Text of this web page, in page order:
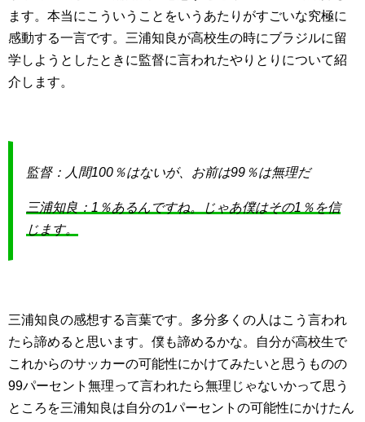
ます。本当にこういうことをいうあたりがすごいな究極に
感動する一言です。三浦知良が高校生の時にブラジルに留
学しようとしたときに監督に言われたやりとりについて紹
介します。
監督：人間100％はないが、お前は99％は無理だ
三浦知良：1％あるんですね。じゃあ僕はその1％を信
じます。
三浦知良の感想する言葉です。多分多くの人はこう言われ
たら諦めると思います。僕も諦めるかな。自分が高校生で
これからのサッカーの可能性にかけてみたいと思うものの
99パーセント無理って言われたら無理じゃないかって思う
ところを三浦知良は自分の1パーセントの可能性にかけたん